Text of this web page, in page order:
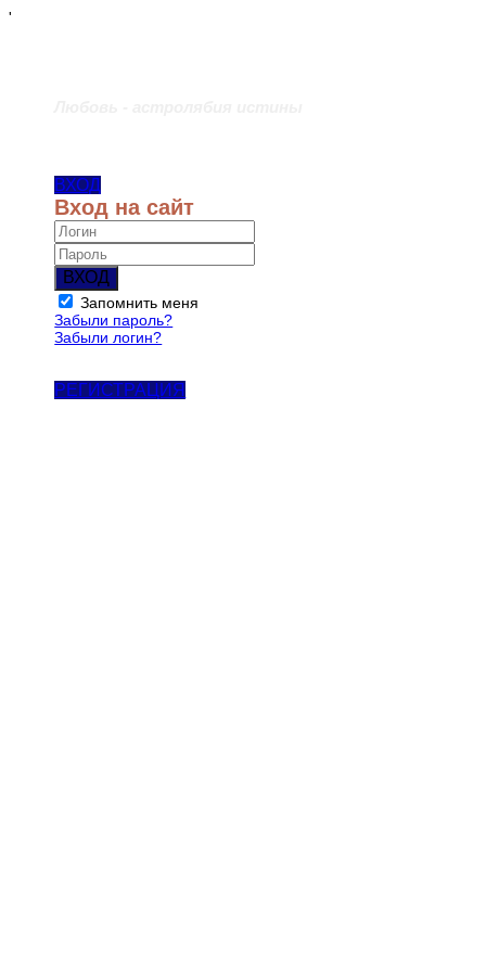
'
ВХОД
Вход на сайт
ВХОД
Запомнить меня
Забыли пароль?
Забыли логин?
РЕГИСТРАЦИЯ